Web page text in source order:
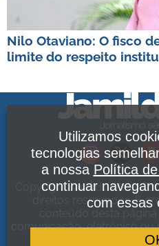
Nilo Otaviano: O fisco
limite do respeito
Copyright Jamildo Melo
direitos reservados. É
conteúdo desta
comunicação, eletrônico ou
Política de
Utilizamos
tecnologias
a nossa Política
continuar
com essas